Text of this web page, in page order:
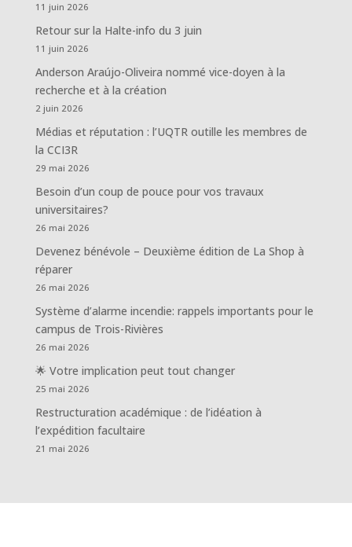
11 juin 2026
Retour sur la Halte-info du 3 juin
11 juin 2026
Anderson Araújo-Oliveira nommé vice-doyen à la
recherche et à la création
2 juin 2026
Médias et réputation : l’UQTR outille les membres de
la CCI3R
29 mai 2026
Besoin d’un coup de pouce pour vos travaux
universitaires?
26 mai 2026
Devenez bénévole – Deuxième édition de La Shop à
réparer
26 mai 2026
Système d’alarme incendie: rappels importants pour le
campus de Trois-Rivières
26 mai 2026
🌟 Votre implication peut tout changer
25 mai 2026
Restructuration académique : de l’idéation à
l’expédition facultaire
21 mai 2026